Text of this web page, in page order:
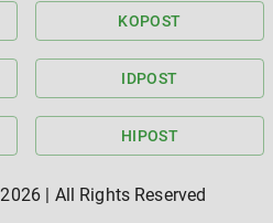
KOPOST
IDPOST
HIPOST
2026 | All Rights Reserved